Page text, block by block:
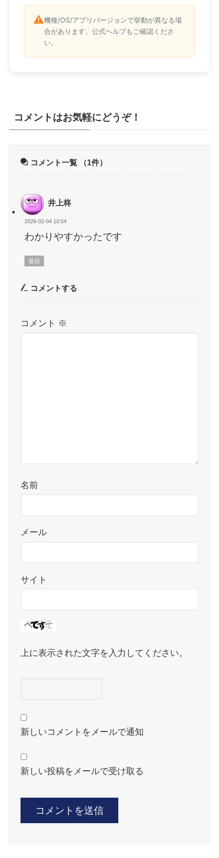
⚠️機種/OS/アプリバージョンで挙動が異なる場
合があります。公式ヘルプもご確認くださ
い。
コメントはお気軽にどうぞ！
コメント一覧 （1件）
井上柊
2026-02-04 10:54
わかりやすかったです
返信
コメントする
コメント ※
名前
メール
サイト
上に表示された文字を入力してください。
新しいコメントをメールで通知
新しい投稿をメールで受け取る